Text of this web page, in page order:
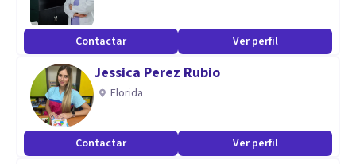
Contactar Ver perfil
Jessica Perez Rubio
Florida
Contactar Ver perfil